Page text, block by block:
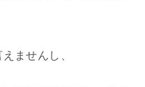
ませんし、